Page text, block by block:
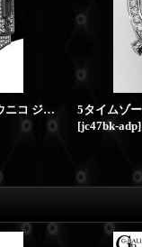
ウブロアフターダイヤ | ビッグバン ウニコ ジュエリー 411.NX.1170.RX HUBLOT時計
[jc47bk-adp]